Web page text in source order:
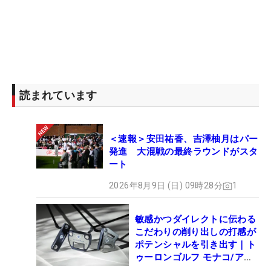
読まれています
＜速報＞安田祐香、吉澤柚月はパー
発進 大混戦の最終ラウンドがスタ
ート
2026年8月9日 (日) 09時28分 1
敏感かつダイレクトに伝わる
こだわりの削り出しの打感が
ポテンシャルを引き出す｜ト
ゥーロンゴルフ モナコ/アル